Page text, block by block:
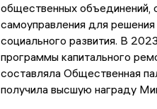
общественных объединений,
самоуправления для
социального развития. В
программы капитального
составляла Общественная
получила высшую награду